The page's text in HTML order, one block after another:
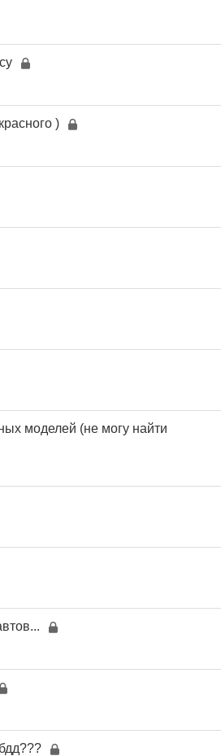
)
моделей (не могу найти